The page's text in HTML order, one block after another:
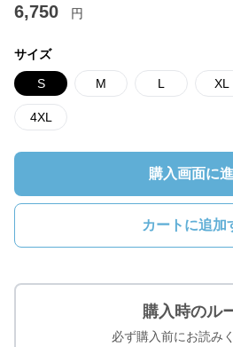
6,750 円
サイズ
S M L XL
4XL
購入画面に
カートに追加
購入時のル
必ず購入前にお読み